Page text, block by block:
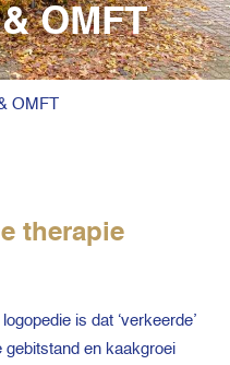
OMFT
OMFT
therapie
is dat ‘verkeerde’
gebitstand en kaakgroei